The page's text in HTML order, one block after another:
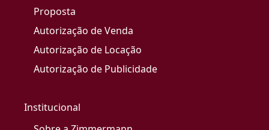
Proposta
Autorização de Venda
Autorização de Locação
Autorização de Publicidade
Institucional